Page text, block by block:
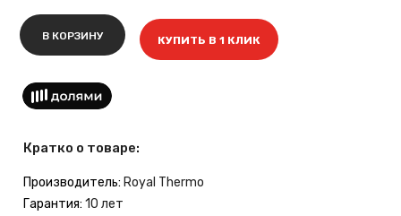
В КОРЗИНУ КУПИТЬ В 1 КЛИК
Кратко о товаре:
Производитель: Royal Thermo
Гарантия: 10 лет